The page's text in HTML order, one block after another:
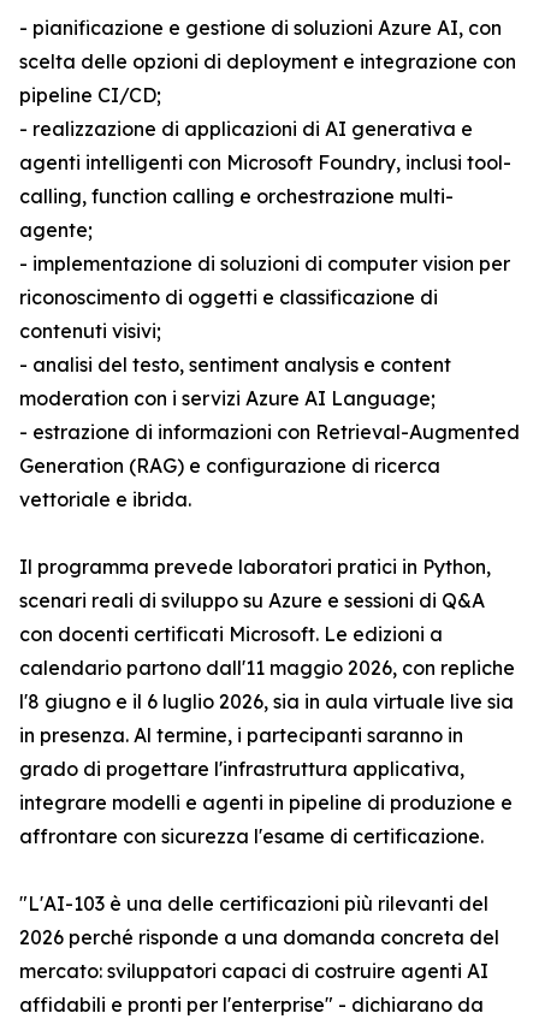
- pianificazione e gestione di soluzioni Azure AI, con
scelta delle opzioni di deployment e integrazione con
pipeline CI/CD;
- realizzazione di applicazioni di AI generativa e
agenti intelligenti con Microsoft Foundry, inclusi tool-
calling, function calling e orchestrazione multi-
agente;
- implementazione di soluzioni di computer vision per
riconoscimento di oggetti e classificazione di
contenuti visivi;
- analisi del testo, sentiment analysis e content
moderation con i servizi Azure AI Language;
- estrazione di informazioni con Retrieval-Augmented
Generation (RAG) e configurazione di ricerca
vettoriale e ibrida.
Il programma prevede laboratori pratici in Python,
scenari reali di sviluppo su Azure e sessioni di Q&A
con docenti certificati Microsoft. Le edizioni a
calendario partono dall'11 maggio 2026, con repliche
l'8 giugno e il 6 luglio 2026, sia in aula virtuale live sia
in presenza. Al termine, i partecipanti saranno in
grado di progettare l'infrastruttura applicativa,
integrare modelli e agenti in pipeline di produzione e
affrontare con sicurezza l'esame di certificazione.
"L'AI-103 è una delle certificazioni più rilevanti del
2026 perché risponde a una domanda concreta del
mercato: sviluppatori capaci di costruire agenti AI
affidabili e pronti per l'enterprise" - dichiarano da